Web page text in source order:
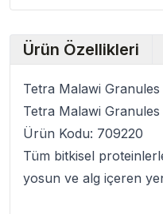
Ürün Özellikleri
Tetra Malawi Granules
Tetra Malawi Granules
Ürün Kodu: 709220
Tüm bitkisel
yosun ve alg içeren